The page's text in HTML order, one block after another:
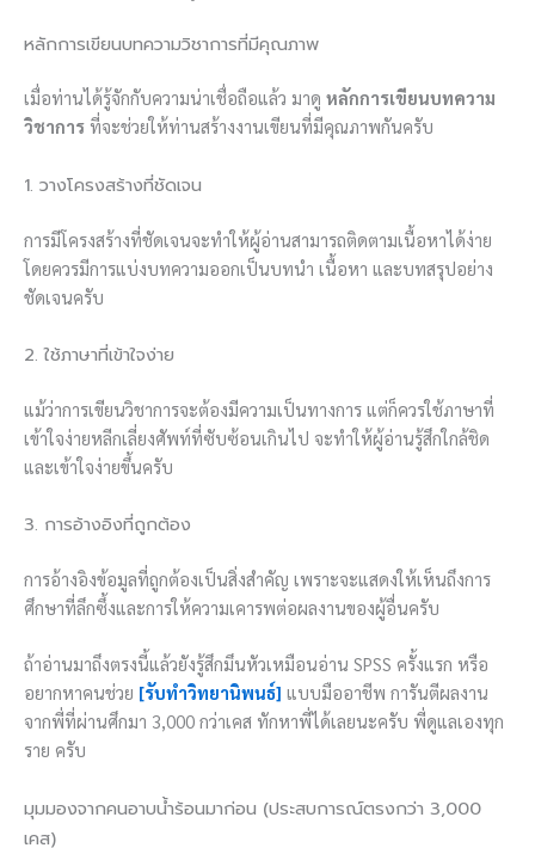
หลักการเขียนบทความวิชาการที่มีคุณภาพ
เมื่อท่านได้รู้จักกับความน่าเชื่อถือแล้ว มาดู หลักการเขียนบทความ
วิชาการ ที่จะช่วยให้ท่านสร้างงานเขียนที่มีคุณภาพกันครับ
1. วางโครงสร้างที่ชัดเจน
การมีโครงสร้างที่ชัดเจนจะทำให้ผู้อ่านสามารถติดตามเนื้อหาได้ง่าย
โดยควรมีการแบ่งบทความออกเป็นบทนำ เนื้อหา และบทสรุปอย่าง
ชัดเจนครับ
2. ใช้ภาษาที่เข้าใจง่าย
แม้ว่าการเขียนวิชาการจะต้องมีความเป็นทางการ แต่ก็ควรใช้ภาษาที่
เข้าใจง่ายหลีกเลี่ยงศัพท์ที่ซับซ้อนเกินไป จะทำให้ผู้อ่านรู้สึกใกล้ชิด
และเข้าใจง่ายขึ้นครับ
3. การอ้างอิงที่ถูกต้อง
การอ้างอิงข้อมูลที่ถูกต้องเป็นสิ่งสำคัญ เพราะจะแสดงให้เห็นถึงการ
ศึกษาที่ลึกซึ้งและการให้ความเคารพต่อผลงานของผู้อื่นครับ
ถ้าอ่านมาถึงตรงนี้แล้วยังรู้สึกมึนหัวเหมือนอ่าน SPSS ครั้งแรก หรือ
อยากหาคนช่วย [รับทำวิทยานิพนธ์] แบบมืออาชีพ การันตีผลงาน
จากพี่ที่ผ่านศึกมา 3,000 กว่าเคส ทักหาพี่ได้เลยนะครับ พี่ดูแลเองทุก
ราย ครับ
มุมมองจากคนอาบน้ำร้อนมาก่อน (ประสบการณ์ตรงกว่า 3,000
เคส)